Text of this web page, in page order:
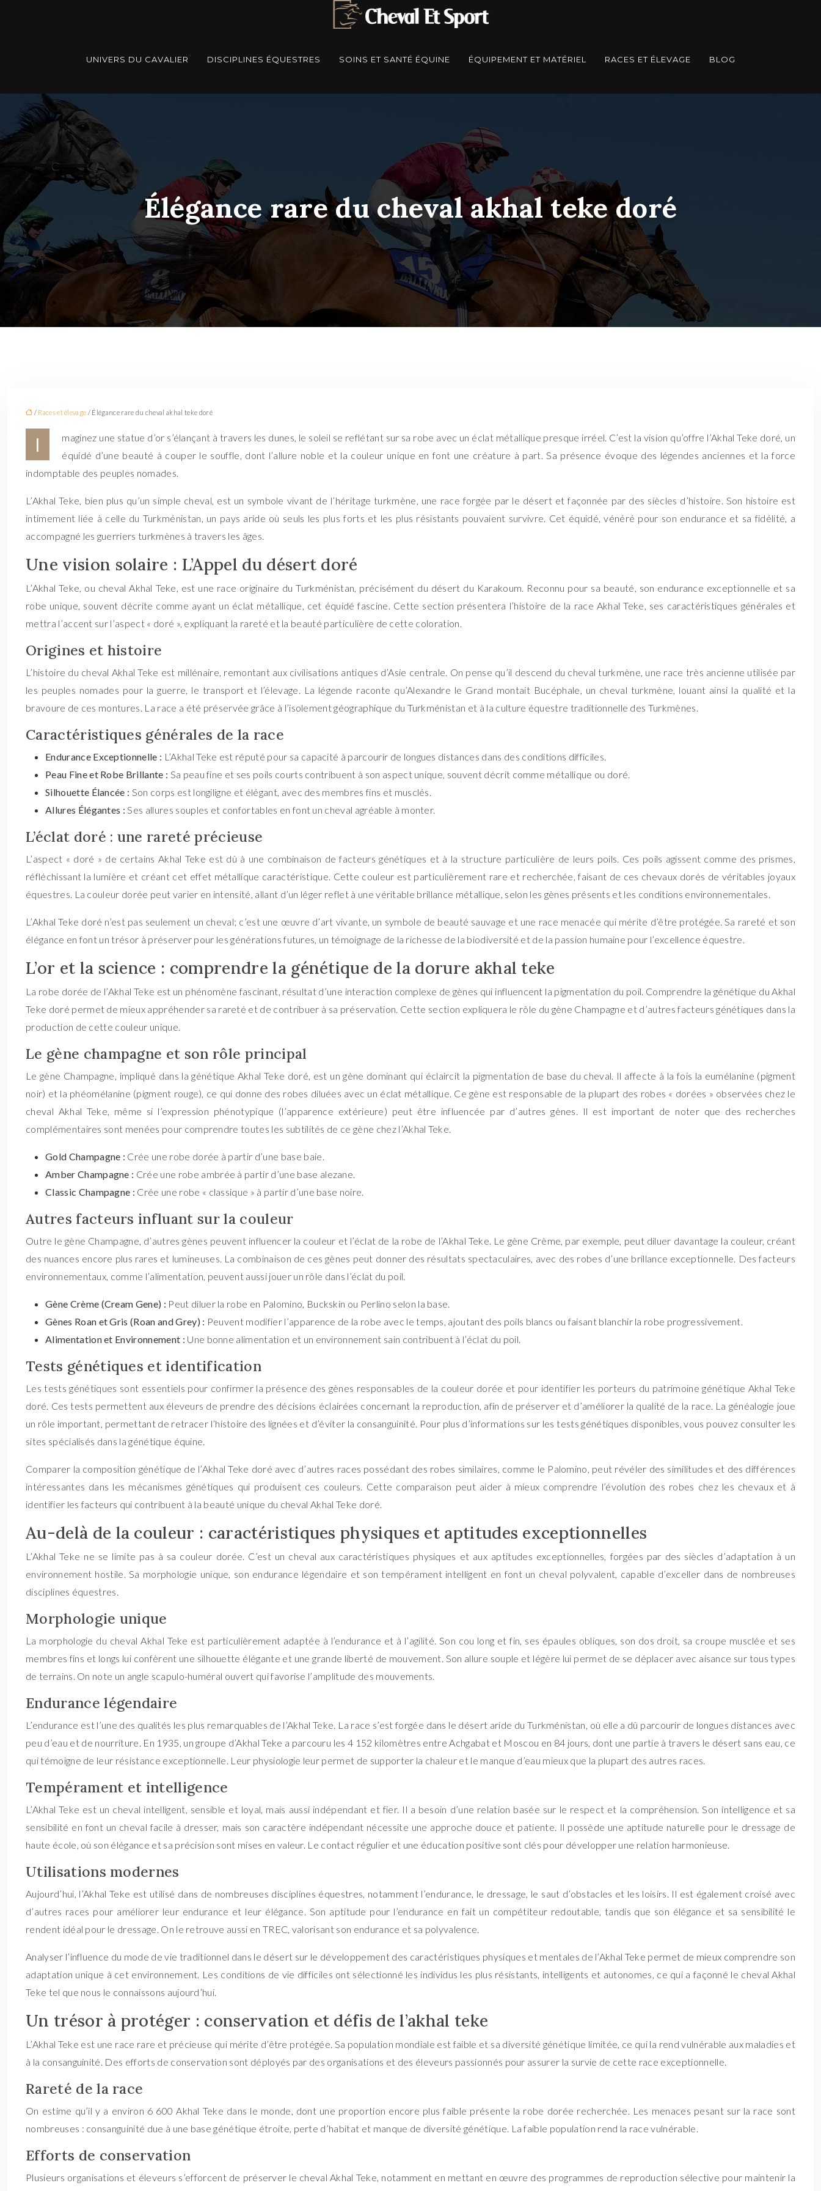
UNIVERS DU CAVALIER DISCIPLINES ÉQUESTRES SOINS ET SANTÉ ÉQUINE ÉQUIPEMENT ET MATÉRIEL RACES ET ÉLEVAGE BLOG
Élégance rare du cheval akhal teke doré
/ Races et élevage / Élégance rare du cheval akhal teke doré
I
maginez une statue d’or s’élançant à travers les dunes, le soleil se reflétant sur sa robe avec un éclat métallique presque irréel. C’est la vision qu’offre l’Akhal Teke doré, un
équidé d’une beauté à couper le souffle, dont l’allure noble et la couleur unique en font une créature à part. Sa présence évoque des légendes anciennes et la force
indomptable des peuples nomades.
L’Akhal Teke, bien plus qu’un simple cheval, est un symbole vivant de l’héritage turkmène, une race forgée par le désert et façonnée par des siècles d’histoire. Son histoire est
intimement liée à celle du Turkménistan, un pays aride où seuls les plus forts et les plus résistants pouvaient survivre. Cet équidé, vénéré pour son endurance et sa fidélité, a
accompagné les guerriers turkmènes à travers les âges.
Une vision solaire : L’Appel du désert doré
L’Akhal Teke, ou cheval Akhal Teke, est une race originaire du Turkménistan, précisément du désert du Karakoum. Reconnu pour sa beauté, son endurance exceptionnelle et sa
robe unique, souvent décrite comme ayant un éclat métallique, cet équidé fascine. Cette section présentera l’histoire de la race Akhal Teke, ses caractéristiques générales et
mettra l’accent sur l’aspect « doré », expliquant la rareté et la beauté particulière de cette coloration.
Origines et histoire
L’histoire du cheval Akhal Teke est millénaire, remontant aux civilisations antiques d’Asie centrale. On pense qu’il descend du cheval turkmène, une race très ancienne utilisée par
les peuples nomades pour la guerre, le transport et l’élevage. La légende raconte qu’Alexandre le Grand montait Bucéphale, un cheval turkmène, louant ainsi la qualité et la
bravoure de ces montures. La race a été préservée grâce à l’isolement géographique du Turkménistan et à la culture équestre traditionnelle des Turkmènes.
Caractéristiques générales de la race
Endurance Exceptionnelle : L’Akhal Teke est réputé pour sa capacité à parcourir de longues distances dans des conditions difficiles.
Peau Fine et Robe Brillante : Sa peau fine et ses poils courts contribuent à son aspect unique, souvent décrit comme métallique ou doré.
Silhouette Élancée : Son corps est longiligne et élégant, avec des membres fins et musclés.
Allures Élégantes :Ses allures souples et confortables en font un cheval agréable à monter.
L’éclat doré : une rareté précieuse
L’aspect « doré » de certains Akhal Teke est dû à une combinaison de facteurs génétiques et à la structure particulière de leurs poils. Ces poils agissent comme des prismes,
réfléchissant la lumière et créant cet effet métallique caractéristique. Cette couleur est particulièrement rare et recherchée, faisant de ces chevaux dorés de véritables joyaux
équestres. La couleur dorée peut varier en intensité, allant d’un léger reflet à une véritable brillance métallique, selon les gènes présents et les conditions environnementales.
L’Akhal Teke doré n’est pas seulement un cheval; c’est une œuvre d’art vivante, un symbole de beauté sauvage et une race menacée qui mérite d’être protégée. Sa rareté et son
élégance en font un trésor à préserver pour les générations futures, un témoignage de la richesse de la biodiversité et de la passion humaine pour l’excellence équestre.
L’or et la science : comprendre la génétique de la dorure akhal teke
La robe dorée de l’Akhal Teke est un phénomène fascinant, résultat d’une interaction complexe de gènes qui influencent la pigmentation du poil. Comprendre la génétique du Akhal
Teke doré permet de mieux appréhender sa rareté et de contribuer à sa préservation. Cette section expliquera le rôle du gène Champagne et d’autres facteurs génétiques dans la
production de cette couleur unique.
Le gène champagne et son rôle principal
Le gène Champagne, impliqué dans la génétique Akhal Teke doré, est un gène dominant qui éclaircit la pigmentation de base du cheval. Il affecte à la fois la eumélanine (pigment
noir) et la phéomélanine (pigment rouge), ce qui donne des robes diluées avec un éclat métallique. Ce gène est responsable de la plupart des robes « dorées » observées chez le
cheval Akhal Teke, même si l’expression phénotypique (l’apparence extérieure) peut être influencée par d’autres gènes. Il est important de noter que des recherches
complémentaires sont menées pour comprendre toutes les subtilités de ce gène chez l’Akhal Teke.
Gold Champagne : Crée une robe dorée à partir d’une base baie.
Amber Champagne : Crée une robe ambrée à partir d’une base alezane.
Classic Champagne : Crée une robe « classique » à partir d’une base noire.
Autres facteurs influant sur la couleur
Outre le gène Champagne, d’autres gènes peuvent influencer la couleur et l’éclat de la robe de l’Akhal Teke. Le gène Crème, par exemple, peut diluer davantage la couleur, créant
des nuances encore plus rares et lumineuses. La combinaison de ces gènes peut donner des résultats spectaculaires, avec des robes d’une brillance exceptionnelle. Des facteurs
environnementaux, comme l’alimentation, peuvent aussi jouer un rôle dans l’éclat du poil.
Gène Crème (Cream Gene) : Peut diluer la robe en Palomino, Buckskin ou Perlino selon la base.
Gènes Roan et Gris (Roan and Grey) : Peuvent modifier l’apparence de la robe avec le temps, ajoutant des poils blancs ou faisant blanchir la robe progressivement.
Alimentation et Environnement : Une bonne alimentation et un environnement sain contribuent à l’éclat du poil.
Tests génétiques et identification
Les tests génétiques sont essentiels pour confirmer la présence des gènes responsables de la couleur dorée et pour identifier les porteurs du patrimoine génétique Akhal Teke
doré. Ces tests permettent aux éleveurs de prendre des décisions éclairées concernant la reproduction, afin de préserver et d’améliorer la qualité de la race. La généalogie joue
un rôle important, permettant de retracer l’histoire des lignées et d’éviter la consanguinité. Pour plus d’informations sur les tests génétiques disponibles, vous pouvez consulter les
sites spécialisés dans la génétique équine.
Comparer la composition génétique de l’Akhal Teke doré avec d’autres races possédant des robes similaires, comme le Palomino, peut révéler des similitudes et des différences
intéressantes dans les mécanismes génétiques qui produisent ces couleurs. Cette comparaison peut aider à mieux comprendre l’évolution des robes chez les chevaux et à
identifier les facteurs qui contribuent à la beauté unique du cheval Akhal Teke doré.
Au-delà de la couleur : caractéristiques physiques et aptitudes exceptionnelles
L’Akhal Teke ne se limite pas à sa couleur dorée. C’est un cheval aux caractéristiques physiques et aux aptitudes exceptionnelles, forgées par des siècles d’adaptation à un
environnement hostile. Sa morphologie unique, son endurance légendaire et son tempérament intelligent en font un cheval polyvalent, capable d’exceller dans de nombreuses
disciplines équestres.
Morphologie unique
La morphologie du cheval Akhal Teke est particulièrement adaptée à l’endurance et à l’agilité. Son cou long et fin, ses épaules obliques, son dos droit, sa croupe musclée et ses
membres fins et longs lui confèrent une silhouette élégante et une grande liberté de mouvement. Son allure souple et légère lui permet de se déplacer avec aisance sur tous types
de terrains. On note un angle scapulo-huméral ouvert qui favorise l’amplitude des mouvements.
Endurance légendaire
L’endurance est l’une des qualités les plus remarquables de l’Akhal Teke. La race s’est forgée dans le désert aride du Turkménistan, où elle a dû parcourir de longues distances avec
peu d’eau et de nourriture. En 1935, un groupe d’Akhal Teke a parcouru les 4 152 kilomètres entre Achgabat et Moscou en 84 jours, dont une partie à travers le désert sans eau, ce
qui témoigne de leur résistance exceptionnelle. Leur physiologie leur permet de supporter la chaleur et le manque d’eau mieux que la plupart des autres races.
Tempérament et intelligence
L’Akhal Teke est un cheval intelligent, sensible et loyal, mais aussi indépendant et fier. Il a besoin d’une relation basée sur le respect et la compréhension. Son intelligence et sa
sensibilité en font un cheval facile à dresser, mais son caractère indépendant nécessite une approche douce et patiente. Il possède une aptitude naturelle pour le dressage de
haute école, où son élégance et sa précision sont mises en valeur. Le contact régulier et une éducation positive sont clés pour développer une relation harmonieuse.
Utilisations modernes
Aujourd’hui, l’Akhal Teke est utilisé dans de nombreuses disciplines équestres, notamment l’endurance, le dressage, le saut d’obstacles et les loisirs. Il est également croisé avec
d’autres races pour améliorer leur endurance et leur élégance. Son aptitude pour l’endurance en fait un compétiteur redoutable, tandis que son élégance et sa sensibilité le
rendent idéal pour le dressage. On le retrouve aussi en TREC, valorisant son endurance et sa polyvalence.
Analyser l’influence du mode de vie traditionnel dans le désert sur le développement des caractéristiques physiques et mentales de l’Akhal Teke permet de mieux comprendre son
adaptation unique à cet environnement. Les conditions de vie difficiles ont sélectionné les individus les plus résistants, intelligents et autonomes, ce qui a façonné le cheval Akhal
Teke tel que nous le connaissons aujourd’hui.
Un trésor à protéger : conservation et défis de l’akhal teke
L’Akhal Teke est une race rare et précieuse qui mérite d’être protégée. Sa population mondiale est faible et sa diversité génétique limitée, ce qui la rend vulnérable aux maladies et
à la consanguinité. Des efforts de conservation sont déployés par des organisations et des éleveurs passionnés pour assurer la survie de cette race exceptionnelle.
Rareté de la race
On estime qu’il y a environ 6 600 Akhal Teke dans le monde, dont une proportion encore plus faible présente la robe dorée recherchée. Les menaces pesant sur la race sont
nombreuses : consanguinité due à une base génétique étroite, perte d’habitat et manque de diversité génétique. La faible population rend la race vulnérable.
Efforts de conservation
Plusieurs organisations et éleveurs s’efforcent de préserver le cheval Akhal Teke, notamment en mettant en œuvre des programmes de reproduction sélective pour maintenir la